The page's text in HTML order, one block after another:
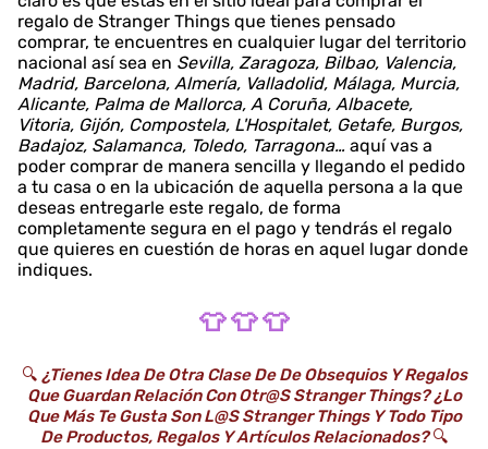
regalo de Stranger Things que tienes pensado
comprar, te encuentres en cualquier lugar del territorio
nacional así sea en Sevilla, Zaragoza, Bilbao, Valencia,
Madrid, Barcelona, Almería, Valladolid, Málaga, Murcia,
Alicante, Palma de Mallorca, A Coruña, Albacete,
Vitoria, Gijón, Compostela, L'Hospitalet, Getafe, Burgos,
Badajoz, Salamanca, Toledo, Tarragona… aquí vas a
poder comprar de manera sencilla y llegando el pedido
a tu casa o en la ubicación de aquella persona a la que
deseas entregarle este regalo, de forma
completamente segura en el pago y tendrás el regalo
que quieres en cuestión de horas en aquel lugar donde
indiques.
👕 👕 👕
🔍 ¿Tienes Idea De Otra Clase De De Obsequios Y Regalos
Que Guardan Relación Con Otr@s Stranger Things? ¿Lo
Que Más Te Gusta Son L@s Stranger Things Y Todo Tipo
De Productos, Regalos Y Artículos Relacionados?🔍